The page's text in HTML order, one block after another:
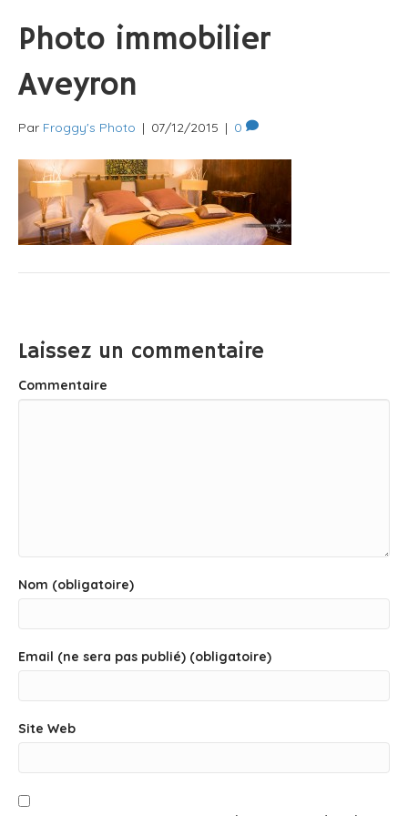
Photo immobilier
Aveyron
Par Froggy's Photo | 07/12/2015 | 0
Laissez un commentaire
Commentaire
Nom (obligatoire)
Email (ne sera pas publié) (obligatoire)
Site Web